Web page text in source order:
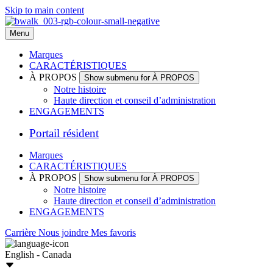
Skip to main content
Menu
Marques
CARACTÉRISTIQUES
À PROPOS
Show submenu for À PROPOS
Notre histoire
Haute direction et conseil d’administration
ENGAGEMENTS
Portail résident
Marques
CARACTÉRISTIQUES
À PROPOS
Show submenu for À PROPOS
Notre histoire
Haute direction et conseil d’administration
ENGAGEMENTS
Carrière Nous joindre Mes favoris
English - Canada